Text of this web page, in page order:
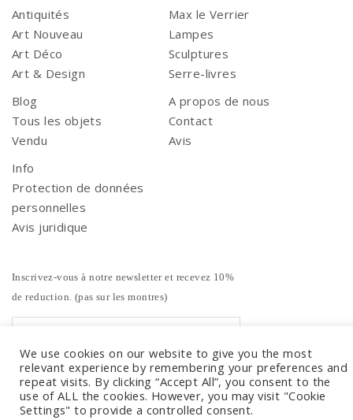
Antiquités
Art Nouveau
Art Déco
Art & Design
Max le Verrier
Lampes
Sculptures
Serre-livres
Blog
Tous les objets
Vendu
A propos de nous
Contact
Avis
Info
Protection de données
personnelles
Avis juridique
Inscrivez-vous à notre newsletter et recevez 10%
de reduction. (pas sur les montres)
We use cookies on our website to give you the most
relevant experience by remembering your preferences and
repeat visits. By clicking “Accept All”, you consent to the
use of ALL the cookies. However, you may visit "Cookie
Settings" to provide a controlled consent.